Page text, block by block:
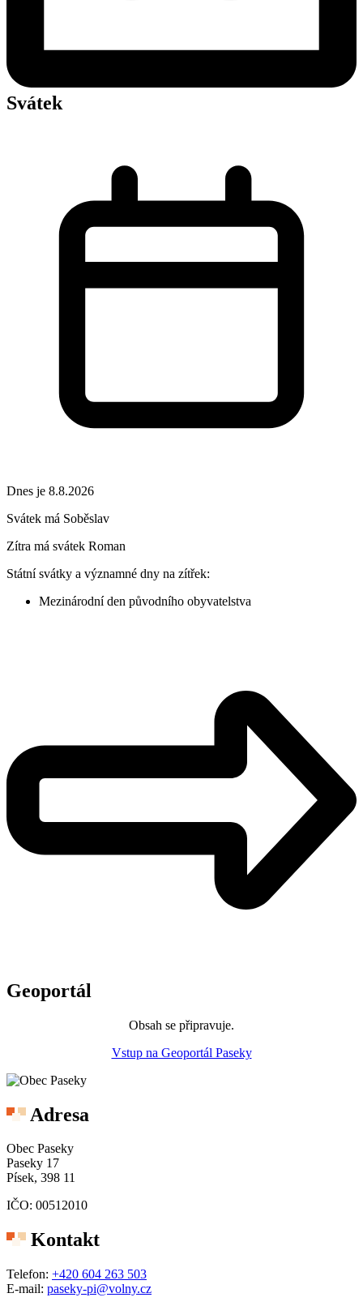
Svátek
Dnes je 8.8.2026
Svátek má Soběslav
Zítra má svátek Roman
Státní svátky a významné dny na zítřek:
Mezinárodní den původního obyvatelstva
Geoportál
Obsah se připravuje.
Vstup na Geoportál Paseky
Adresa
Obec Paseky
Paseky 17
Písek, 398 11
IČO: 00512010
Kontakt
Telefon: +420 604 263 503
E-mail: paseky-pi@volny.cz